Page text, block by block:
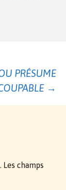
PRÉSUME
→
Les champs